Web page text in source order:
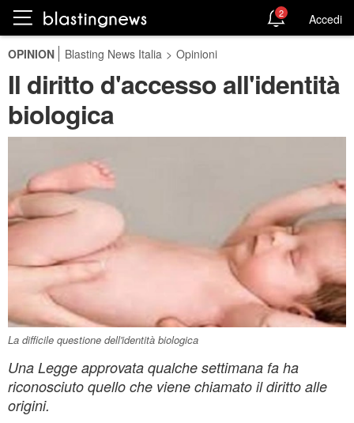
2 Accedi
OPINION Blasting News Italia > Opinioni
Il diritto d'accesso all'identità
biologica
La difficile questione dell'identità biologica
Una Legge approvata qualche settimana fa ha
riconosciuto quello che viene chiamato il diritto alle
origini.